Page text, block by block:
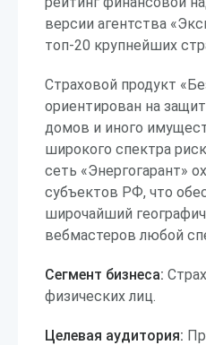
версии агентства
топ-20 крупнейших
Страховой продукт
ориентирован на
домов и иного
широкого спектра
сеть «Энергогарант»
субъектов РФ, что
широчайший
вебмастеров любой
Сегмент бизнеса:
физических лиц.
Целевая аудитория: